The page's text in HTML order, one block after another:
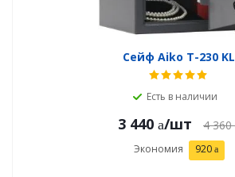
Сейф Aiko T-230 KL
Есть в наличии
3 440 /шт 4 360
Экономия 920